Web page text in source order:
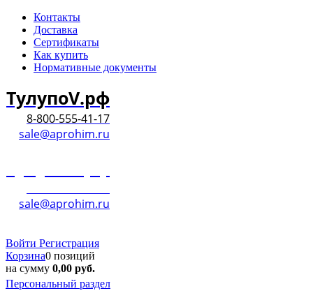
Контакты
Доставка
Сертификаты
Как купить
Нормативные документы
ТулупоV.рф
8-800-555-41-17
sale@aprohim.ru
sale@aprohim.ru
Войти Регистрация
Корзина0 позиций
на сумму 0,00 руб.
Персональный раздел